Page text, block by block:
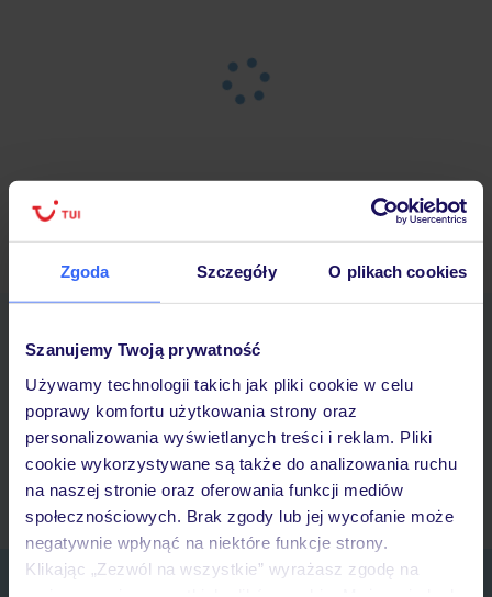
Zgoda Szczegóły O plikach cookies
Szanujemy Twoją prywatność
Używamy technologii takich jak pliki cookie w celu
poprawy komfortu użytkowania strony oraz
personalizowania wyświetlanych treści i reklam. Pliki
cookie wykorzystywane są także do analizowania ruchu
na naszej stronie oraz oferowania funkcji mediów
społecznościowych. Brak zgody lub jej wycofanie może
negatywnie wpłynąć na niektóre funkcje strony.
Klikając „Zezwól na wszystkie” wyrażasz zgodę na
Strona główna
Szybkie wyszukiwanie i przeglądanie ofert
Lista ulubionych ofert i możliwość ich udostępniania
Historia wyszukiwań i ostatnio oglądanych ofert
Kontakt z TUI i wszystkie informacje o Twojej rezerwacji w
myTUI